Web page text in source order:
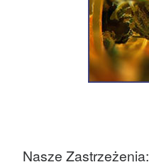
Nasze Zastrzeżenia: